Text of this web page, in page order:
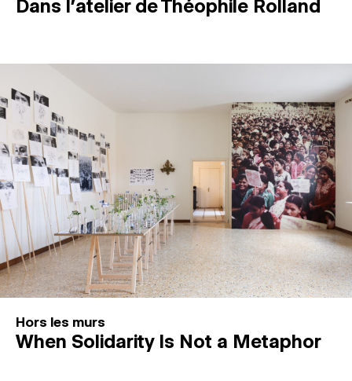
Dans l’atelier de Théophile Rolland
Hors les murs
When Solidarity Is Not a Metaphor